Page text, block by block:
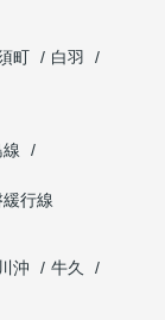
町
白羽
行線
沖
牛久